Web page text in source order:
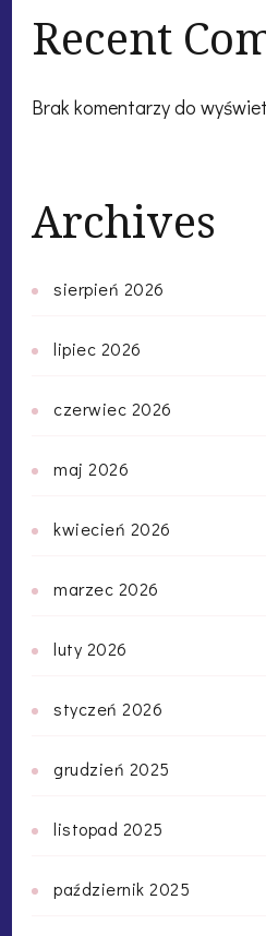
Recent
Brak komentarzy do
Archives
sierpień 2026
lipiec 2026
czerwiec 2026
maj 2026
kwiecień 2026
marzec 2026
luty 2026
styczeń 2026
grudzień 2025
listopad 2025
październik 2025